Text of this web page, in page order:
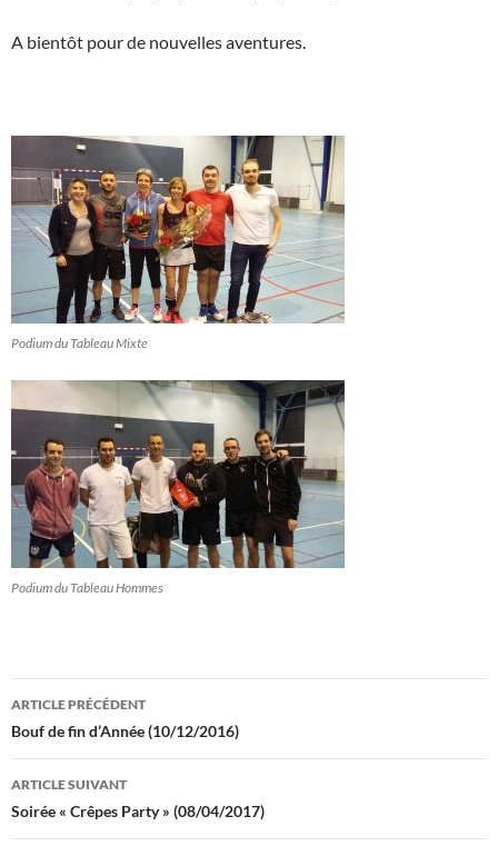
A bientôt pour de nouvelles aventures.
Podium du Tableau Mixte
Podium du Tableau Hommes
Navigation
des
articles
ARTICLE PRÉCÉDENT
Bouf de fin d’Année (10/12/2016)
ARTICLE SUIVANT
Soirée « Crêpes Party » (08/04/2017)